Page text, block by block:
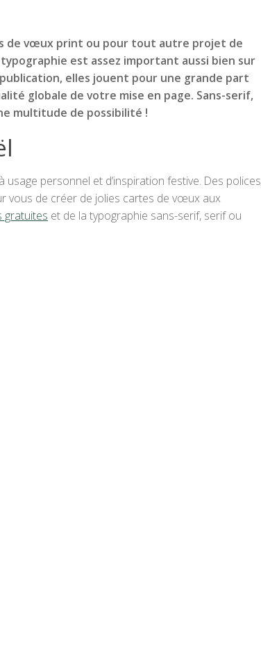
de vœux print ou pour tout autre projet de
est assez important aussi bien sur
elles jouent pour une grande part
globale de votre mise en page. Sans-serif,
multitude de possibilité !
personnel et d’inspiration festive. Des polices
vous de créer de jolies cartes de vœux aux
gratuites et de la typographie sans-serif, serif ou